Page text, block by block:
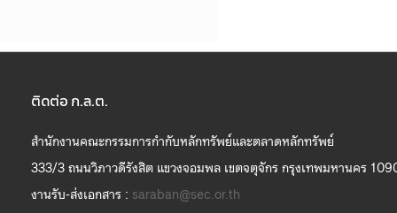
ติดต่อ ก.ล.ต.
สำนักงานคณะกรรมการกำกับหลักทรัพย์และตลาดหลักทรัพย์
333/3 ถนนวิภาวดีรังสิต แขวงจอมพล เขตจตุจักร กรุงเทพมหานคร
งานรับ-ส่งเอกสาร : saraban@sec.or.th